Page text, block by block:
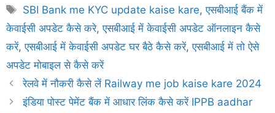
Tags
SBI Bank me KYC update kaise kare,एसबीआई बैंक में
केवाईसी अपडेट कैसे करे,एसबीआई में केवाईसी अपडेट ऑनलाइन कैसे
करें,एसबीआई में केवाईसी अपडेट घर बैठे कैसे करें,एसबीआई में तो ऐसे
अपडेट मोबाइल से कैसे करें
रेलवे में नौकरी कैसे लें Railway me job kaise kare 2024
इंडिया पोस्ट पेमेंट बैंक में आधार लिंक कैसे करें IPPB aadhar